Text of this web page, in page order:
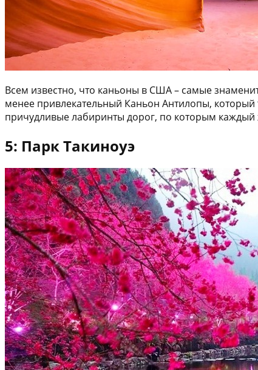
Всем известно, что каньоны в США – самые
менее привлекательный Каньон Антилопы, который
причудливые лабиринты дорог, по которым
5: Парк Такиноуэ